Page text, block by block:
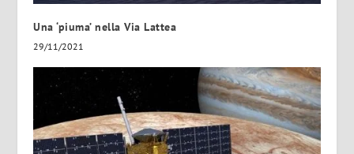
Una ‘piuma’ nella Via Lattea
29/11/2021